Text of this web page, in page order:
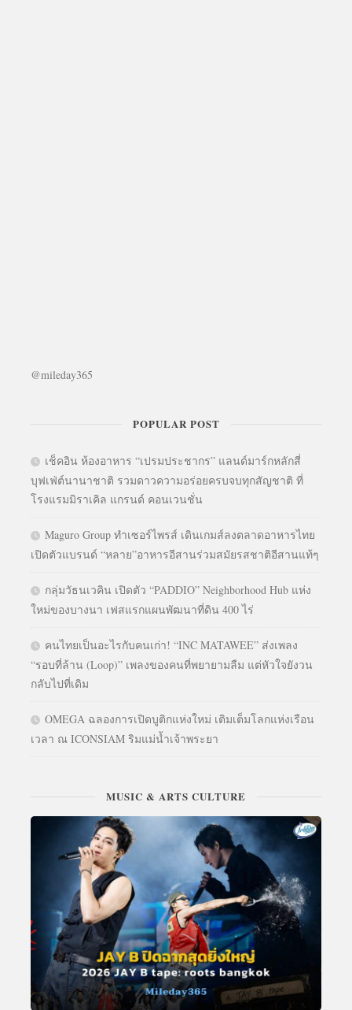
@mileday365
POPULAR POST
เช็คอิน ห้องอาหาร “เปรมประชากร” แลนด์มาร์กหลักสี่
บุฟเฟ่ต์นานาชาติ รวมดาวความอร่อยครบจบทุกสัญชาติ ที่
โรงแรมมิราเคิล แกรนด์ คอนเวนชั่น
Maguro Group ทำเซอร์ไพรส์ เดินเกมส์ลงตลาดอาหารไทย
เปิดตัวแบรนด์ “หลาย”อาหารอีสานร่วมสมัยรสชาติอีสานแท้ๆ
กลุ่มวัธนเวคิน เปิดตัว “PADDIO” Neighborhood Hub แห่ง
ใหม่ของบางนา เฟสแรกแผนพัฒนาที่ดิน 400 ไร่
คนไทยเป็นอะไรกับคนเก่า! “INC MATAWEE” ส่งเพลง
“รอบที่ล้าน (Loop)” เพลงของคนที่พยายามลืม แต่หัวใจยังวน
กลับไปที่เดิม
OMEGA ฉลองการเปิดบูติกแห่งใหม่ เติมเต็มโลกแห่งเรือน
เวลา ณ ICONSIAM ริมแม่น้ำเจ้าพระยา
MUSIC & ARTS CULTURE